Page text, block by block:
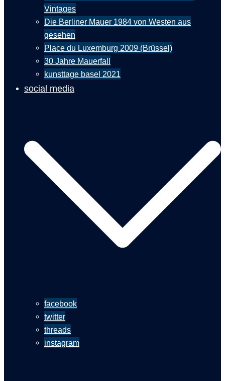
Vintages
Die Berliner Mauer 1984 von Westen aus
gesehen
Place du Luxemburg 2009 (Brüssel)
30 Jahre Mauerfall
kunsttage basel 2021
social media
facebook
twitter
threads
instagram